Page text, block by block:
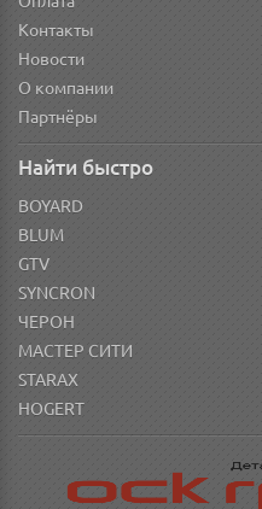
Контакты
Новости
О компании
Партнёры
Найти быстро
BOYARD
BLUM
GTV
SYNCRON
ЧЕРОН
МАСТЕР СИТИ
STARAX
HOGERT